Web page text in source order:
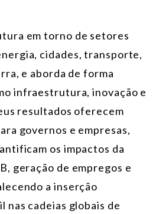
em torno de setores
cidades, transporte,
e aborda de forma
infraestrutura, inovação e
resultados oferecem
governos e empresas,
os impactos da
geração de empregos e
a inserção
nas cadeias globais de